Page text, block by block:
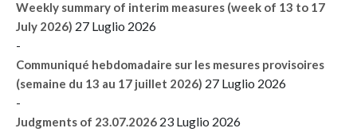
Weekly summary of interim measures (week of 13 to 17
July 2026) 27 Luglio 2026
-
Communiqué hebdomadaire sur les mesures provisoires
(semaine du 13 au 17 juillet 2026) 27 Luglio 2026
-
Judgments of 23.07.2026 23 Luglio 2026